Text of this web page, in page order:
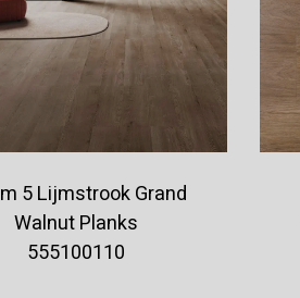
5 Lijmstrook Grand
Walnut Planks
555100110